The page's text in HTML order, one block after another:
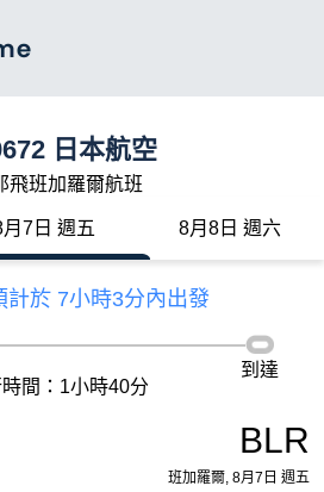
日本航空
飛班加羅爾航班
月7日 週五 8月8日 週六
計於 7小時3分內出發
間：1小時40分
到達
BLR
班加羅爾, 8月7日 週五